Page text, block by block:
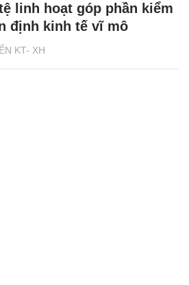
KT- XH
linh hoạt góp phần kiểm
định kinh tế vĩ mô